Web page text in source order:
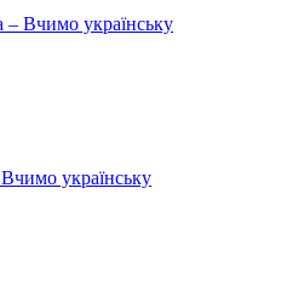
– Вчимо українську
українську